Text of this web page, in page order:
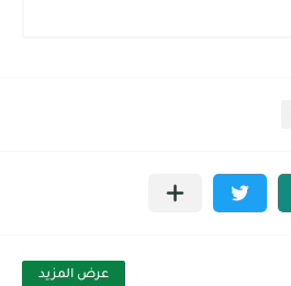
عرض المزيد